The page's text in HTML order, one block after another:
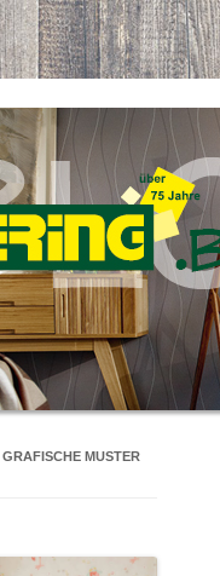
GRAFISCHE MUSTER